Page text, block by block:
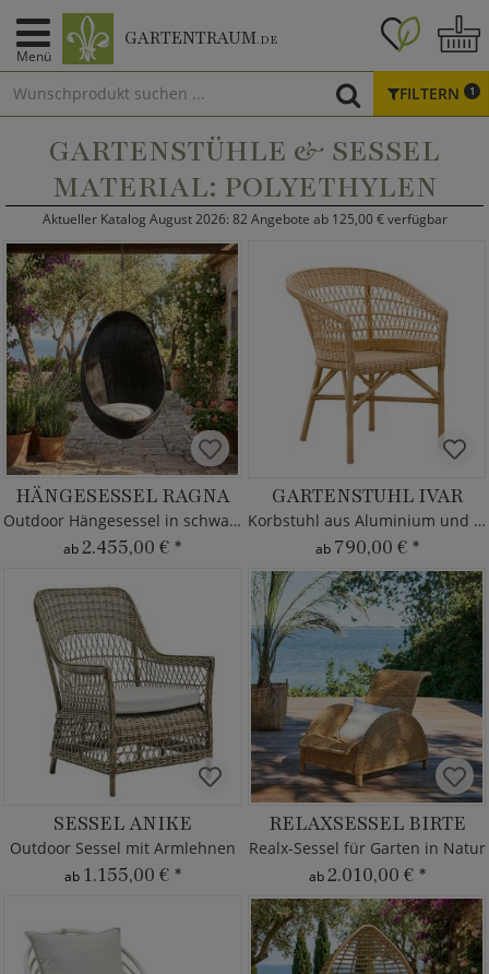
Menü
GARTENTRAUM.DE
FILTERN 1
GARTENSTÜHLE & SESSEL
MATERIAL: POLYETHYLEN
Aktueller Katalog August 2026: 82 Angebote ab 125,00 € verfügbar
HÄNGESESSEL RAGNA
Outdoor Hängesessel in schwarz
ab2.455,00 € *
GARTENSTUHL IVAR
Korbstuhl aus Aluminium und Rattan
ab 790,00 € *
SESSEL ANIKE
Outdoor Sessel mit Armlehnen
ab 1.155,00 € *
RELAXSESSEL BIRTE
Realx-Sessel für Garten in Natur
ab2.010,00 € *